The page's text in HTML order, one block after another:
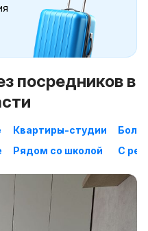
посредников в
Квартиры-студии
Рядом со школой
С